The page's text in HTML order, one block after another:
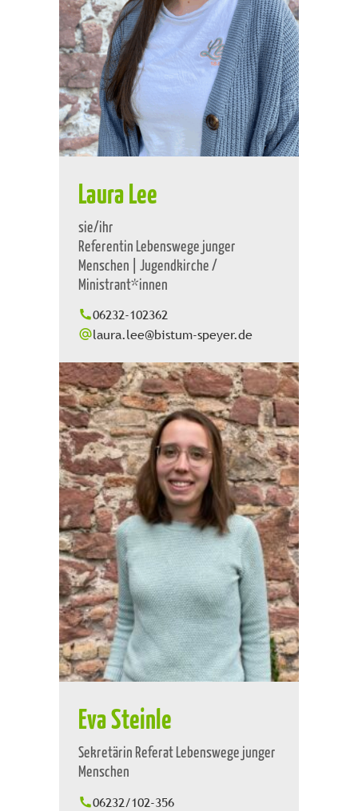
Laura Lee
sie/ihr
Referentin Lebenswege junger
Menschen | Jugendkirche /
Ministrant*innen
06232-102362
laura.lee@bistum-speyer.de
Eva Steinle
Sekretärin Referat Lebenswege junger
Menschen
06232/102-356